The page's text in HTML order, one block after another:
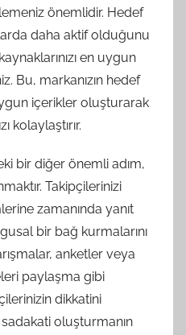
önemlidir. Hedef
daha aktif olduğunu
en uygun
Bu, markanızın hedef
içerikler oluşturarak
kolaylaştırır.
bir diğer önemli adım,
Takipçilerinizi
zamanında yanıt
bir bağ kurmalarını
anketler veya
paylaşma gibi
dikkatini
oluşturmanın